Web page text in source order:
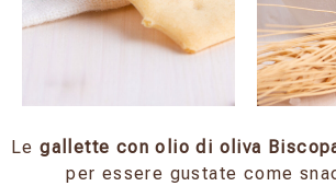
Legallette con olio di oliva
per essere gustate come